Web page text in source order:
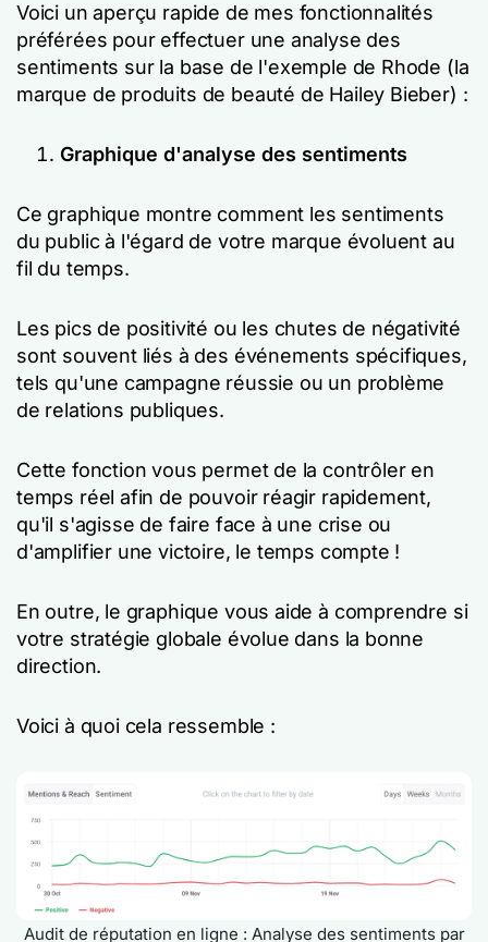
Voici un aperçu rapide de mes fonctionnalités
préférées pour effectuer une analyse des
sentiments sur la base de l'exemple de Rhode (la
marque de produits de beauté de Hailey Bieber) :
Graphique d'analyse des sentiments
Ce graphique montre comment les sentiments
du public à l'égard de votre marque évoluent au
fil du temps.
Les pics de positivité ou les chutes de négativité
sont souvent liés à des événements spécifiques,
tels qu'une campagne réussie ou un problème
de relations publiques.
Cette fonction vous permet de la contrôler en
temps réel afin de pouvoir réagir rapidement,
qu'il s'agisse de faire face à une crise ou
d'amplifier une victoire, le temps compte !
En outre, le graphique vous aide à comprendre si
votre stratégie globale évolue dans la bonne
direction.
Voici à quoi cela ressemble :
Audit de réputation en ligne : Analyse des sentiments par